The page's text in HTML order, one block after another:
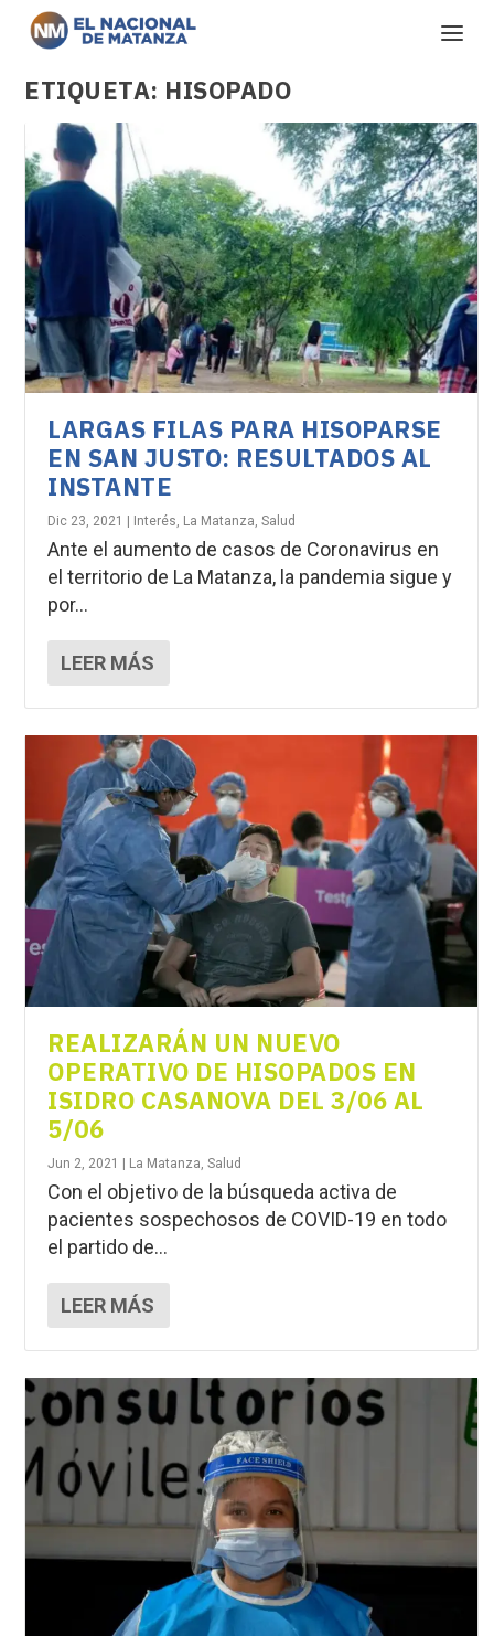
ETIQUETA: HISOPADO
LARGAS FILAS PARA HISOPARSE
EN SAN JUSTO: RESULTADOS AL
INSTANTE
Dic 23, 2021 Interés, La Matanza,Salud
Ante el aumento de casos de Coronavirus en
el territorio de La Matanza, la pandemia sigue y
por...
LEER MÁS
REALIZARÁN UN NUEVO
OPERATIVO DE HISOPADOS EN
ISIDRO CASANOVA DEL 3/06 AL
5/06
Jun 2, 2021 | La Matanza ,Salud
Con el objetivo de la búsqueda activa de
pacientes sospechosos de COVID-19 en todo
el partido de...
LEER MÁS